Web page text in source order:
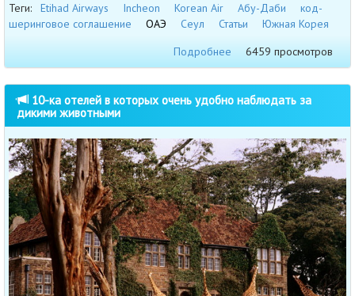
Теги: Etihad Airways Incheon Korean Air Абу-Даби
код-
шеринговое соглашение
ОАЭ Сеул Статьи
Южная Корея
Подробнее
6459 просмотров
10-ка отелей в которых очень удобно наблюдать за
дикими животными